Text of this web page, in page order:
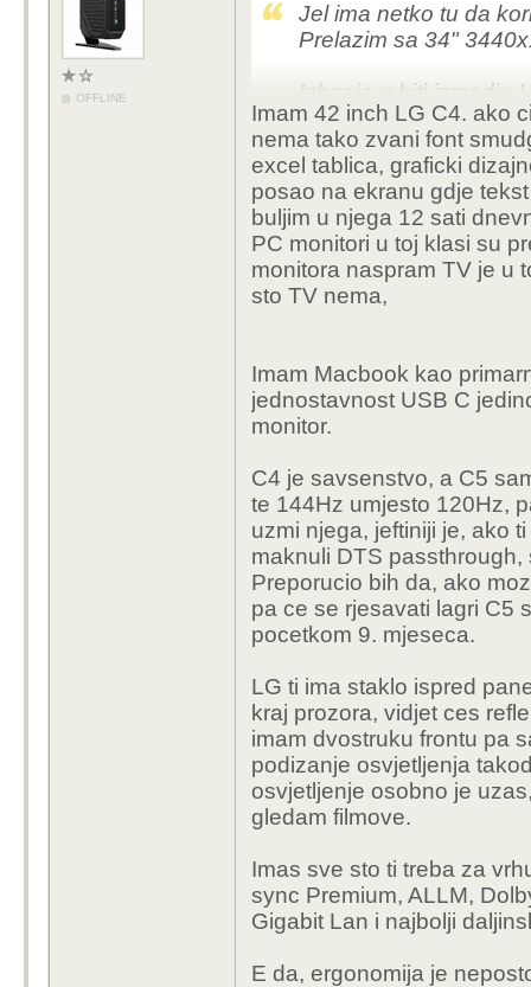
OFFLINE
Jel ima netko tu da
Prelazim sa 34"
Izbor je u biti izmedju
puno vise naginjem
graficku za uopce
Imam 42 inch LG C4. ako
nema tako zvani font
excel tablica, graficki
posao na ekranu gdje
buljim u njega 12 sati
PC monitori u toj klasi su
monitora naspram TV je u
sto TV nema,
Imam Macbook kao
jednostavnost USB C
monitor.
C4 je savsenstvo, a C5
te 144Hz umjesto 120Hz,
uzmi njega, jeftiniji je, ako
maknuli DTS
Preporucio bih da, ako
pa ce se rjesavati lagri C5
pocetkom 9. mjeseca.
LG ti ima staklo ispred
kraj prozora, vidjet ces
imam dvostruku frontu pa
podizanje osvjetljenja
osvjetljenje osobno je
gledam filmove.
Imas sve sto ti treba za
sync Premium, ALLM,
Gigabit Lan i najbolji
E da, ergonomija je